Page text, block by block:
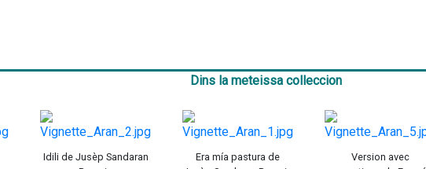
Dins la meteissa colleccion
Idili de Jusèp Sandaran
Era mía pastura de
Version avec